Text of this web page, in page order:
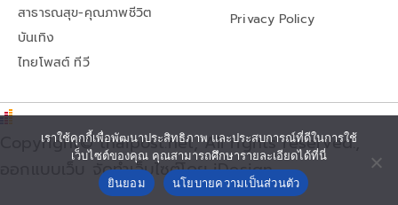
สาธารณสุข-คุณภาพชีวิต
บันเทิง
ไทยโพสต์ ทีวี
Privacy Policy
Copyright© thaipost.net, All rights reserved.,
ออกแบบเว็บ จัดทำเว็บไซต์โดย iDesign
เราใช้คุกกี้เพื่อพัฒนาประสิทธิภาพ และประสบการณ์ที่ดีในการใช้
เว็บไซต์ของคุณ คุณสามารถศึกษารายละเอียดได้ที่นี่
ยินยอม
นโยบายความเป็นส่วนตัว